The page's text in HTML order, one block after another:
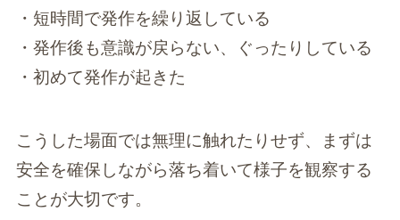
・短時間で発作を繰り返している
・発作後も意識が戻らない、ぐったりしている
・初めて発作が起きた
こうした場面では無理に触れたりせず、まずは
安全を確保しながら落ち着いて様子を観察する
ことが大切です。